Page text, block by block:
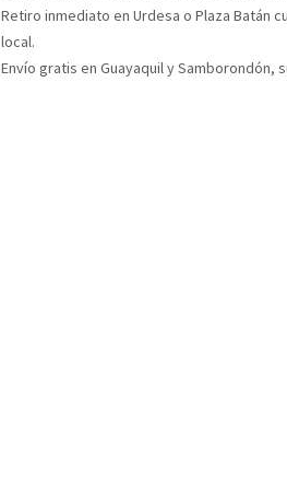
Retiro inmediato en Urdesa o Plaza Batán
local.
Envío gratis en Guayaquil y Samborondón,